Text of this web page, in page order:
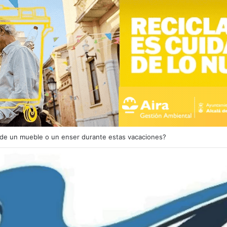
un mueble o un enser durante estas vacaciones?